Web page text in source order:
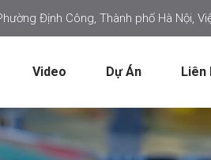
Định Công, Thành phố Hà Nội,
Video Dự Án Liên